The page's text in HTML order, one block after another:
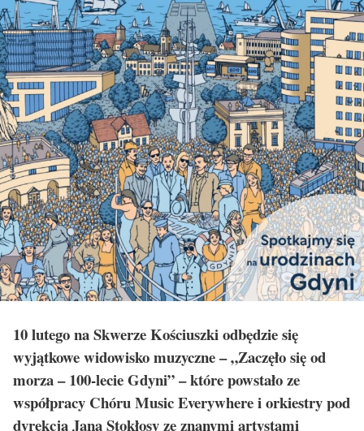
10 lutego na Skwerze Kościuszki odbędzie się
wyjątkowe widowisko muzyczne – „Zaczęło się od
morza – 100-lecie Gdyni” – które powstało ze
współpracy Chóru Music Everywhere i orkiestry pod
dyrekcją Jana Stokłosy ze znanymi artystami